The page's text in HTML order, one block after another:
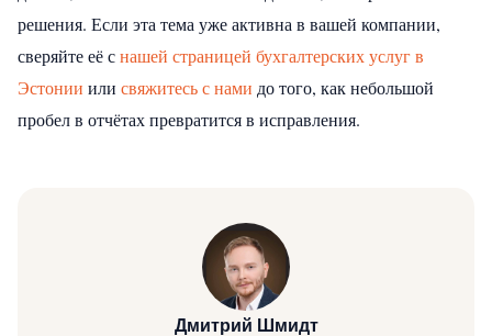
решения. Если эта тема уже активна в вашей компании,
сверяйте её снашей страницей бухгалтерских услуг в
Эстонии или свяжитесь с нами до того, как небольшой
пробел в отчётах превратится в исправления.
Дмитрий Шмидт